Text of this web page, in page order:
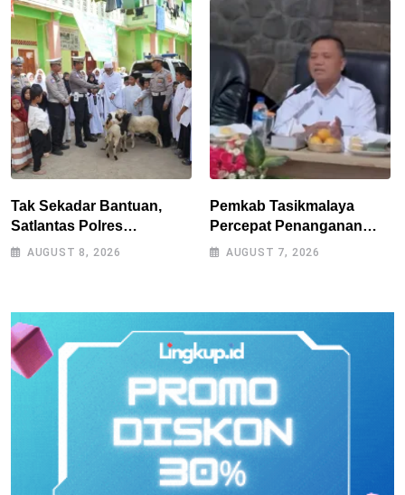
Tak Sekadar Bantuan,
Satlantas Polres
Tasikmalaya Dorong
AUGUST 8, 2026
Pemkab Tasikmalaya
Percepat Penanganan
Kekeringan, Sumur Bor
AUGUST 7, 2026